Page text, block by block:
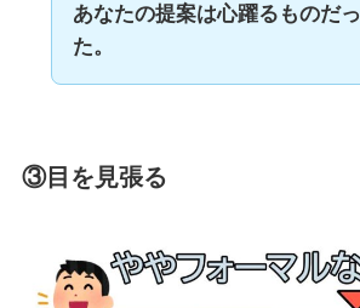
あなたの提案は心躍るものだっ
た。
③目を見張る